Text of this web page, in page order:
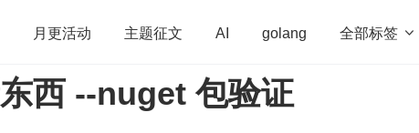
月更活动 主题征文 AI golang 全部标签 
OpenHarmony 算法 学习方法
西 --nuget 包验证